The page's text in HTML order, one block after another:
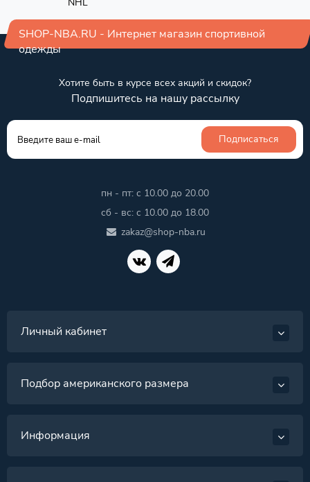
SHOP-NBA.RU - Интернет магазин спортивной
одежды
Хотите быть в курсе всех акций и скидок?
Подпишитесь на нашу рассылку
Подписаться
пн - пт: с 10.00 до 20.00
сб - вс: с 10.00 до 18.00
zakaz@shop-nba.ru
Личный кабинет
Подбор американского размера
Информация